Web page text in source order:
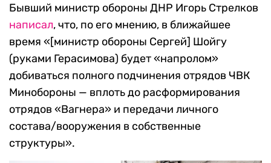
Бывший министр обороны ДНР Игорь Стрелков
написал, что, по его мнению, в ближайшее
время «[министр обороны Сергей] Шойгу
(руками Герасимова) будет «напролом»
добиваться полного подчинения отрядов ЧВК
Минобороны — вплоть до расформирования
отрядов «Вагнера» и передачи личного
состава/вооружения в собственные
структуры».